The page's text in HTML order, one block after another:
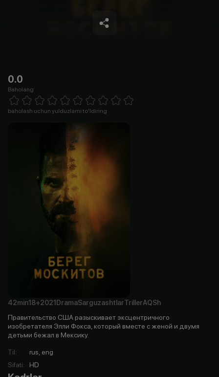
0.0
Baholang
1 Star 2 Stars 3 Stars 4 Stars5 Stars 6 Stars7 Stars8 Stars
baholash uchun yulduzlarni to'ldiring
42min18+2021 DramaSarguzashtlarTrillerAQSh
Правительство США разыскивает эксцентричного
изобретателя Элли Фокса, который вместе с женой и двумя
детьми бежал в Мексику.
Til:
rus, eng
Sifati: HD